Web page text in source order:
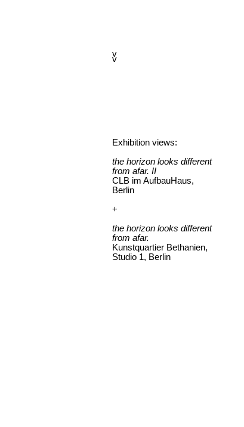
v
v
Exhibition views:
the horizon looks different
from afar. II
CLB im AufbauHaus,
Berlin
+
the horizon looks different
from afar.
Kunstquartier Bethanien,
Studio 1, Berlin